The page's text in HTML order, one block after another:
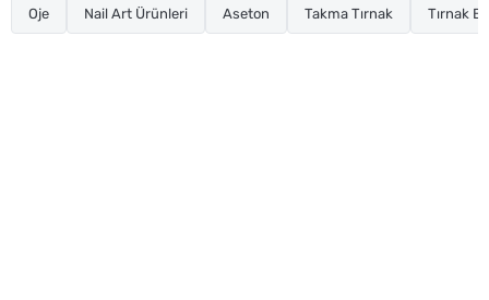
Oje Nail Art Ürünleri Aseton Takma Tırnak Tırnak